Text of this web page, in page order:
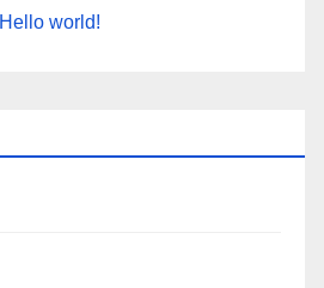
Hello world!